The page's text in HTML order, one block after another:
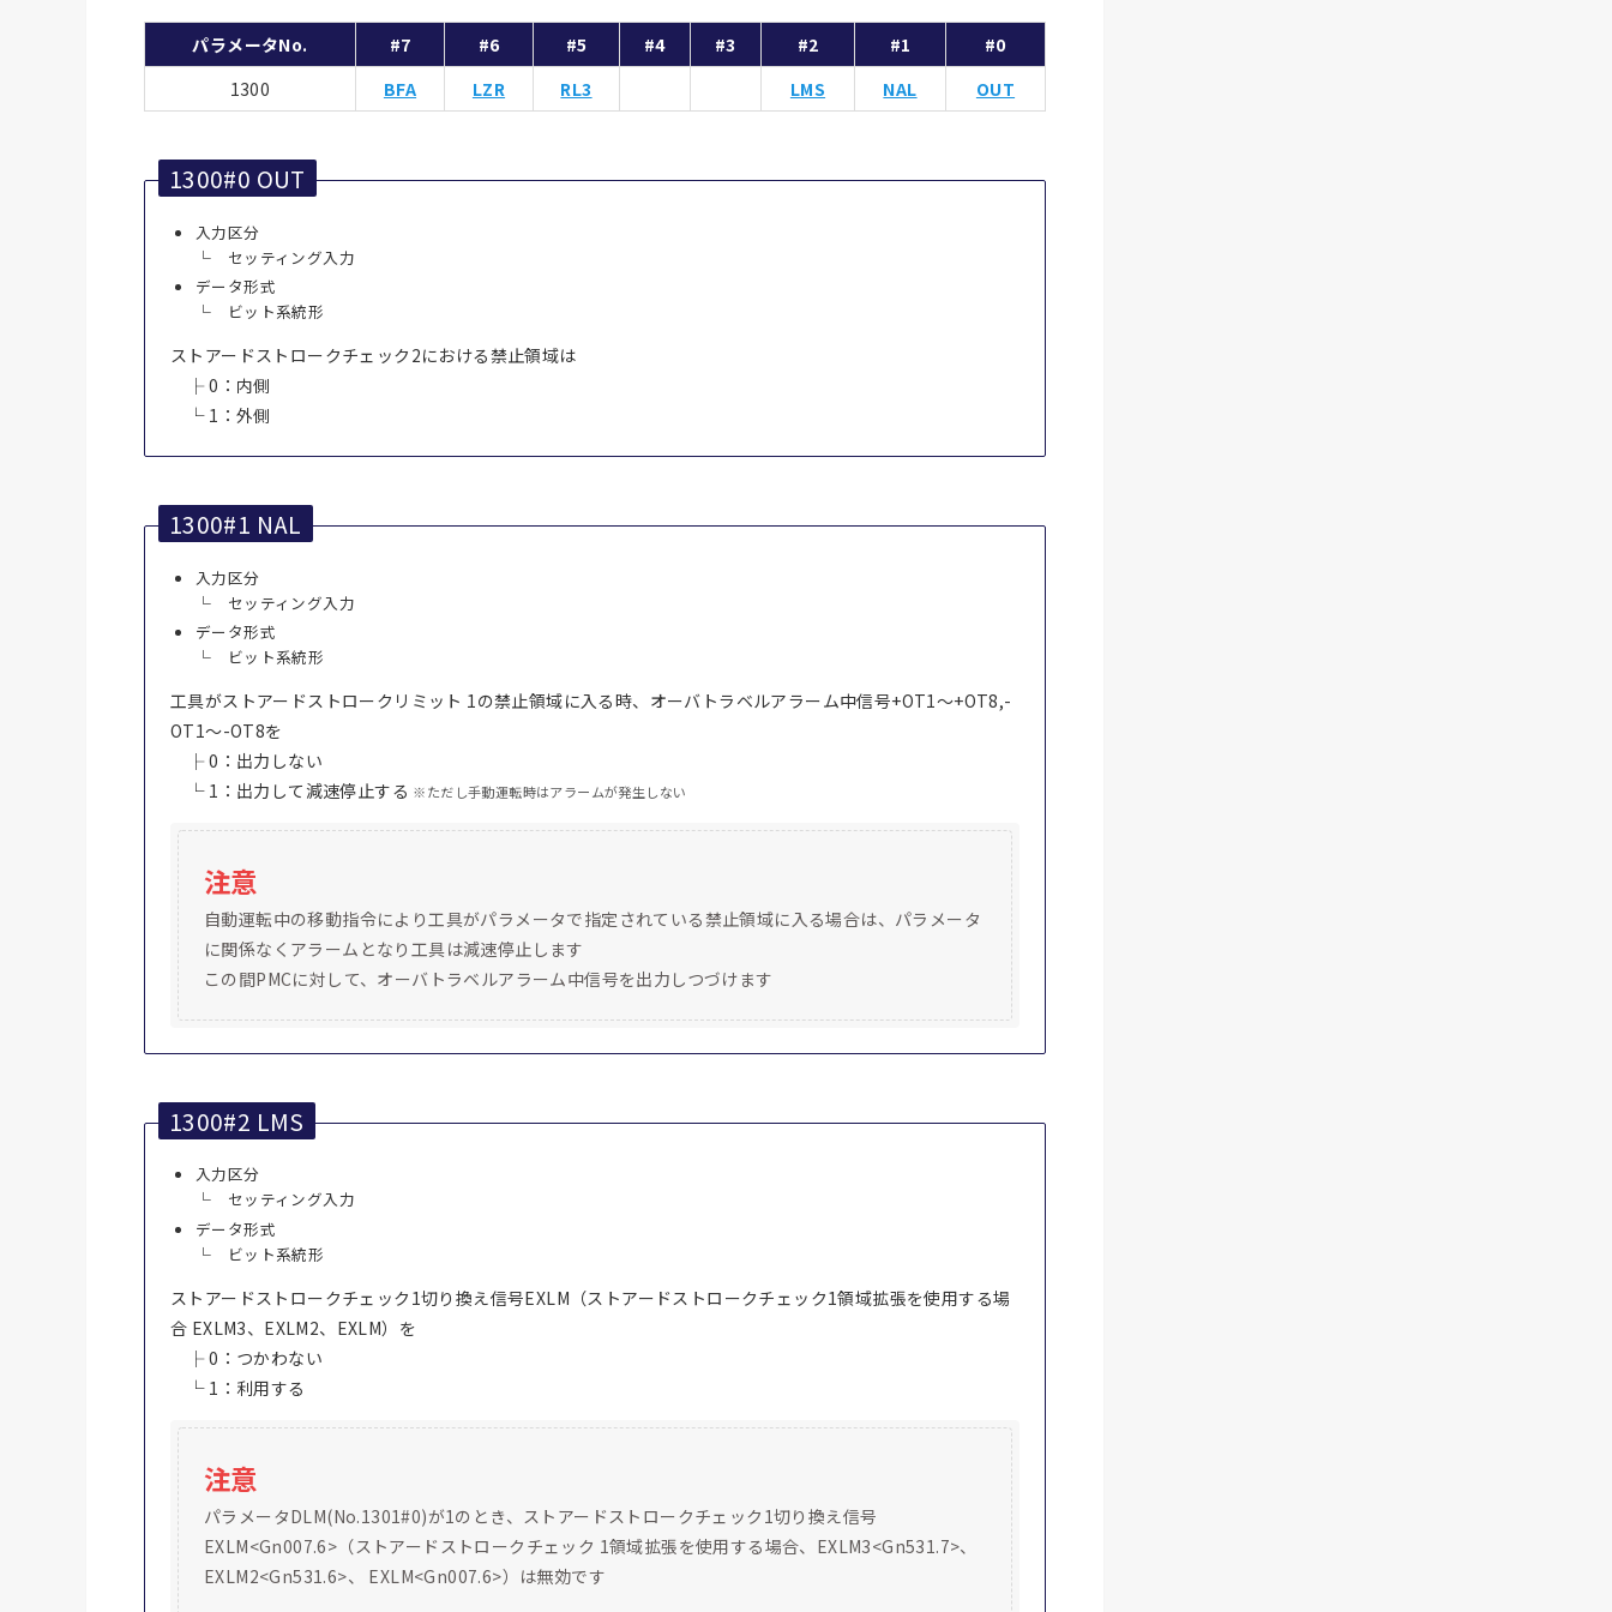
パラメータNo. #7 #6 #5 #4 #3 #2 #1
#0
1300
BFA LZR RL3 LMS NAL OUT
1300#0 OUT
入力区分
└ セッティング入力
データ形式
└ ビット系統形
ストアードストロークチェック2における禁止領域は
├ 0：内側
└ 1：外側
1300#1 NAL
入力区分
└ セッティング入力
データ形式
└ ビット系統形
工具がストアードストロークリミット 1の禁止領域に入る時、オーバトラベルアラーム中信号+OT1～+OT8,-
OT1～-OT8を
├ 0：出力しない
└ 1：出力して減速停止する ※ただし手動運転時はアラームが発生しない
注意
自動運転中の移動指令により工具がパラメータで指定されている禁止領域に入る場合は、パラメータ
に関係なくアラームとなり工具は減速停止します
この間PMCに対して、オーバトラベルアラーム中信号を出力しつづけます
1300#2 LMS
入力区分
└ セッティング入力
データ形式
└ ビット系統形
ストアードストロークチェック1切り換え信号EXLM（ストアードストロークチェック1領域拡張を使用する場
合 EXLM3、EXLM2、EXLM）を
├ 0：つかわない
└ 1：利用する
注意
パラメータDLM(No.1301#0)が1のとき、ストアードストロークチェック1切り換え信号
EXLM<Gn007.6>（ストアードストロークチェック 1領域拡張を使用する場合、EXLM3<Gn531.7>、
EXLM2<Gn531.6>、 EXLM<Gn007.6>）は無効です